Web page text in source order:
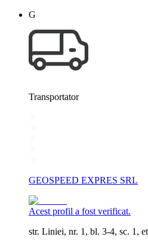
G
Transportator
GEOSPEED EXPRES SRL
Acest profil a fost verificat.
str. Liniei, nr. 1, bl. 3-4, sc. 1,